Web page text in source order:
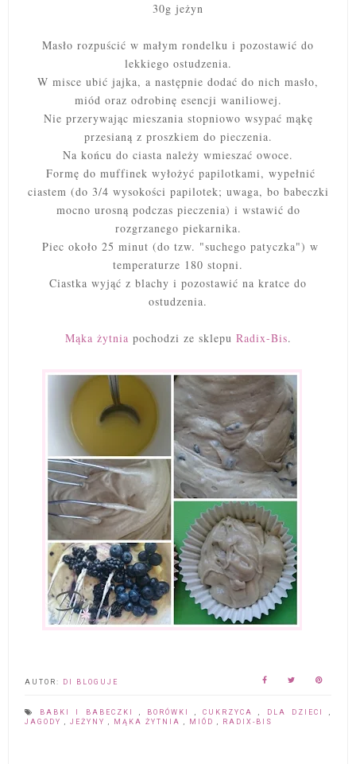
30g jeżyn
Masło rozpuścić w małym rondelku i pozostawić do
lekkiego ostudzenia.
W misce ubić jajka, a następnie dodać do nich masło,
miód oraz odrobinę esencji waniliowej.
Nie przerywając mieszania stopniowo wsypać mąkę
przesianą z proszkiem do pieczenia.
Na końcu do ciasta należy wmieszać owoce.
Formę do muffinek wyłożyć papilotkami, wypełnić
ciastem (do 3/4 wysokości papilotek; uwaga, bo babeczki
mocno urosną podczas pieczenia) i wstawić do
rozgrzanego piekarnika.
Piec około 25 minut (do tzw. "suchego patyczka") w
temperaturze 180 stopni.
Ciastka wyjąć z blachy i pozostawić na kratce do
ostudzenia.
Mąka żytnia pochodzi ze sklepu Radix-Bis.
AUTOR: DI BLOGUJE
BABKI I BABECZKI BORÓWKI ,CUKRZYCA DLA DZIECI
JAGODY
JEŻYNY MĄKA ŻYTNIA MIÓD RADIX-BIS